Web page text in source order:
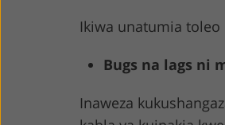
Ikiwa unatumia toleo
Bugs na lags ni
Inaweza